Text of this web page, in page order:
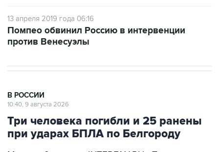
13 апреля 2019 года 06:16
Помпео обвинил Россию в интервенции
против Венесуэлы
В РОССИИ
10:40, 9 августа 2026
Три человека погибли и 25 ранены
при ударах БПЛА по Белгороду